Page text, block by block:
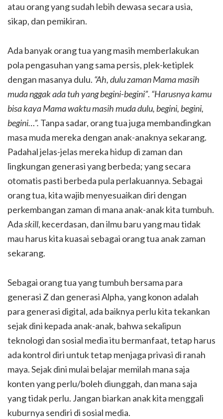
atau orang yang sudah lebih dewasa secara usia,
sikap, dan pemikiran.
Ada banyak orang tua yang masih memberlakukan
pola pengasuhan yang sama persis, plek-ketiplek
dengan masanya dulu. “Ah, dulu zaman Mama masih
muda nggak ada tuh yang begini-begini”. “Harusnya kamu
bisa kaya Mama waktu masih muda dulu, begini, begini,
begini…”. Tanpa sadar, orang tua juga membandingkan
masa muda mereka dengan anak-anaknya sekarang.
Padahal jelas-jelas mereka hidup di zaman dan
lingkungan generasi yang berbeda; yang secara
otomatis pasti berbeda pula perlakuannya. Sebagai
orang tua, kita wajib menyesuaikan diri dengan
perkembangan zaman di mana anak-anak kita tumbuh.
Adaskill, kecerdasan, dan ilmu baru yang mau tidak
mau harus kita kuasai sebagai orang tua anak zaman
sekarang.
Sebagai orang tua yang tumbuh bersama para
generasi Z dan generasi Alpha, yang konon adalah
para generasi digital, ada baiknya perlu kita tekankan
sejak dini kepada anak-anak, bahwa sekalipun
teknologi dan sosial media itu bermanfaat, tetap harus
ada kontrol diri untuk tetap menjaga privasi di ranah
maya. Sejak dini mulai belajar memilah mana saja
konten yang perlu/boleh diunggah, dan mana saja
yang tidak perlu. Jangan biarkan anak kita menggali
kuburnya sendiri di sosial media.